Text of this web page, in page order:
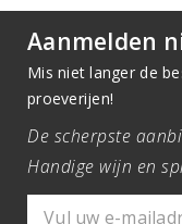
Aanmelden
Mis niet langer de
proeverijen!
De scherpste
Handige wijn en